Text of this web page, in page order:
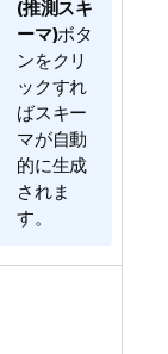
(推測スキ
ーマ)ボタ
ンをクリ
ックすれ
ばスキー
マが自動
的に生成
されま
す。